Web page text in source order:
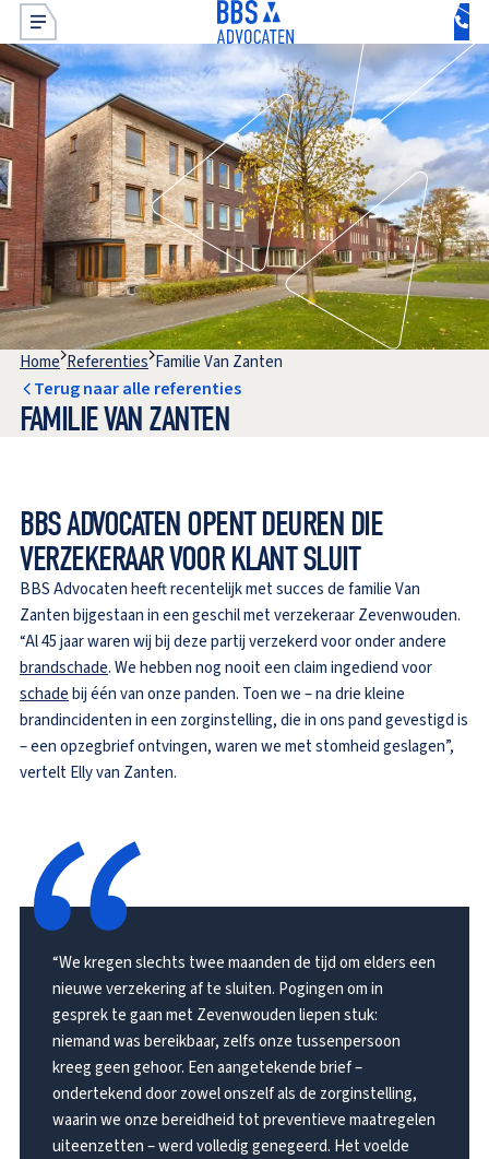
Home Referenties Familie Van Zanten
Terug naar alle referenties
FAMILIE VAN ZANTEN
BBS ADVOCATEN OPENT DEUREN DIE
VERZEKERAAR VOOR KLANT SLUIT
BBS Advocaten heeft recentelijk met succes de familie Van
Zanten bijgestaan in een geschil met verzekeraar Zevenwouden.
“Al 45 jaar waren wij bij deze partij verzekerd voor onder andere
brandschade. We hebben nog nooit een claim ingediend voor
schadebij één van onze panden. Toen we – na drie kleine
brandincidenten in een zorginstelling, die in ons pand gevestigd is
– een opzegbrief ontvingen, waren we met stomheid geslagen”,
vertelt Elly van Zanten.
“We kregen slechts twee maanden de tijd om elders een
nieuwe verzekering af te sluiten. Pogingen om in
gesprek te gaan met Zevenwouden liepen stuk:
niemand was bereikbaar, zelfs onze tussenpersoon
kreeg geen gehoor. Een aangetekende brief –
ondertekend door zowel onszelf als de zorginstelling,
waarin we onze bereidheid tot preventieve maatregelen
uiteenzetten – werd volledig genegeerd. Het voelde